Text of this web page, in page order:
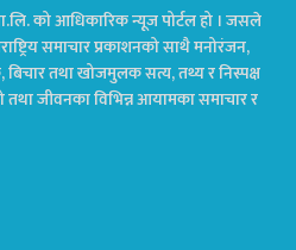
को आधिकारिक न्यूज पोर्टल हो । जसले
समाचार प्रकाशनको साथै मनोरंजन,
तथा खोजमुलक सत्य, तथ्य र निस्पक्ष
तथा जीवनका विभिन्न आयामका समाचार र